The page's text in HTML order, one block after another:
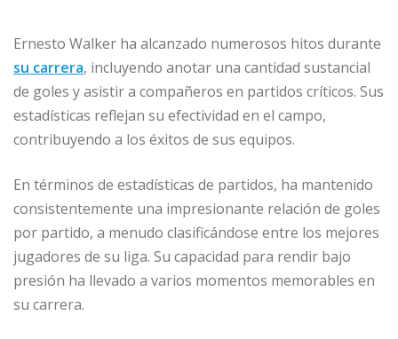
Ernesto Walker ha alcanzado numerosos hitos durante
su carrera, incluyendo anotar una cantidad sustancial
de goles y asistir a compañeros en partidos críticos. Sus
estadísticas reflejan su efectividad en el campo,
contribuyendo a los éxitos de sus equipos.
En términos de estadísticas de partidos, ha mantenido
consistentemente una impresionante relación de goles
por partido, a menudo clasificándose entre los mejores
jugadores de su liga. Su capacidad para rendir bajo
presión ha llevado a varios momentos memorables en
su carrera.